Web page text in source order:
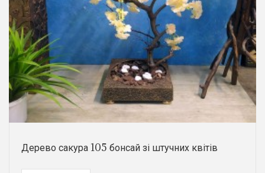
Дерево сакура 105 бонсай зі штучних квітів